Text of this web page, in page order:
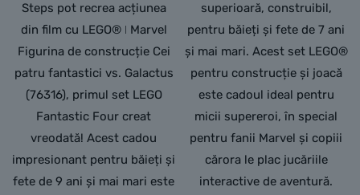
Steps pot recrea acțiunea
din film cu LEGO® ǀ Marvel
Figurina de construcție Cei
patru fantastici vs. Galactus
(76316), primul set LEGO
Fantastic Four creat
vreodată! Acest cadou
impresionant pentru băieți și
fete de 9 ani și mai mari este
superioară, construibil,
pentru băieți și fete de 7 ani
și mai mari. Acest set LEGO®
pentru construcție și joacă
este cadoul ideal pentru
micii supereroi, în special
pentru fanii Marvel și copiii
cărora le plac jucăriile
interactive de aventură.